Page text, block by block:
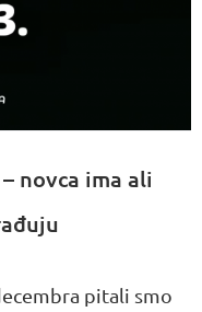
novca ima ali
pitali smo